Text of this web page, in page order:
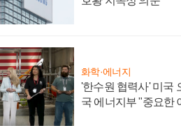
화학·에너지
'한수원 협력사' 미국
국 에너지부 "중요한